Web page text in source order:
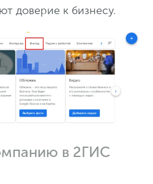
доверие к бизнесу.
в 2ГИС